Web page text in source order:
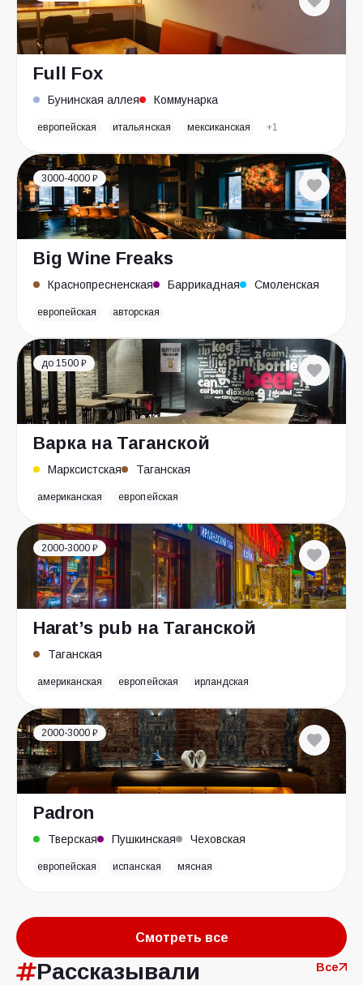
Full Fox
Бунинская аллея Коммунарка
европейская итальянская мексиканская +1
3000-4000 ₽
Big Wine Freaks
Краснопресненская Баррикадная Смоленская
европейская авторская
до 1500 ₽
Варка на Таганской
Марксистская Таганская
американская европейская
2000-3000 ₽
Harat’s pub на Таганской
Таганская
американская европейская ирландская
2000-3000 ₽
Padron
Тверская Пушкинская Чеховская
европейская испанская мясная
Смотреть все
Рассказывали
Все